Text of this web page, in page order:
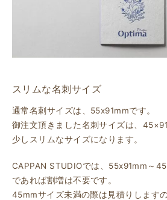
スリムな名刺サイズ
通常名刺サイズは、55x91mmです。
御注文頂きました名刺サイズは、45×91
少しスリムなサイズになります。
CAPPAN STUDIOでは、55x91mm～
であれば割増は不要です。
45mmサイズ未満の際は見積りします